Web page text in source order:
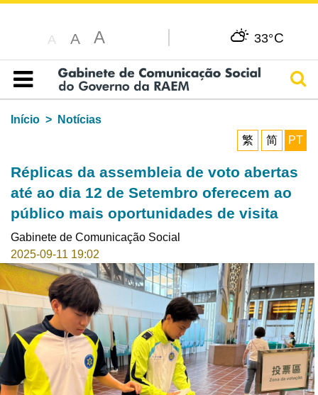
A A A 33°C
Índice
Início
Notícias
繁
简 PT
Réplicas da assembleia de voto abertas
até ao dia 12 de Setembro oferecem ao
público mais oportunidades de visita
Gabinete de Comunicação Social
2025-09-11 19:02